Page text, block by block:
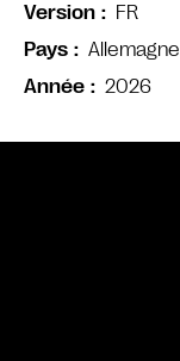
Version
FR
Pays
Allemagne
Année
2026